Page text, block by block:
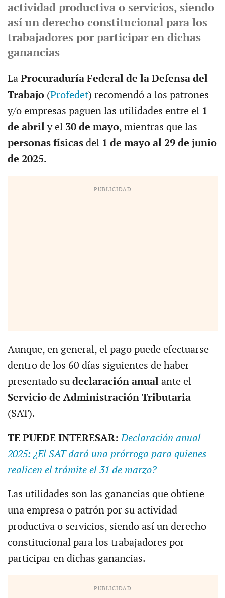
actividad productiva o servicios, siendo
así un derecho constitucional para los
trabajadores por participar en dichas
ganancias
La Procuraduría Federal de la Defensa del
Trabajo(Profedet) recomendó a los patrones
y/o empresas paguen las utilidades entre el 1
de abrily el 30 de mayo, mientras que las
personas físicasdel1 de mayo al 29 de junio
de 2025.
PUBLICIDAD
Aunque, en general, el pago puede efectuarse
dentro de los 60 días siguientes de haber
presentado su declaración anual ante el
Servicio de Administración Tributaria
(SAT).
TE PUEDE INTERESAR:Declaración anual
2025: ¿El SAT dará una prórroga para quienes
realicen el trámite el 31 de marzo?
Las utilidades son las ganancias que obtiene
una empresa o patrón por su actividad
productiva o servicios, siendo así un derecho
constitucional para los trabajadores por
participar en dichas ganancias.
PUBLICIDAD